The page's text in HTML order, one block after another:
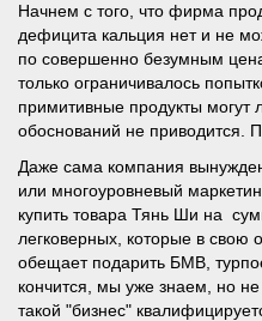
Начнем с того, что фирма
дефицита кальция нет и не
по совершенно безумным
только ограничивалось
примитивные продукты могут
обоснований не приводится.
Даже сама компания
или многоуровневый
купить товара Тянь Ши на
легковерных, которые в свою
обещает подарить БМВ,
кончится, мы уже знаем, но
такой "бизнес"